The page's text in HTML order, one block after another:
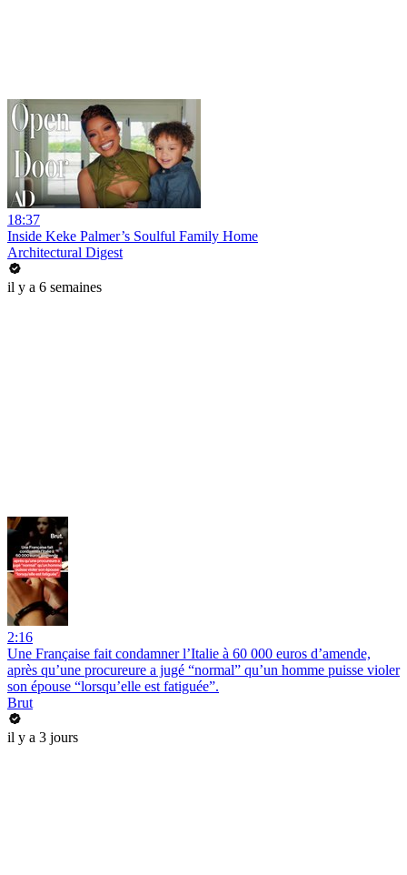
18:37
Inside Keke Palmer’s Soulful Family Home
Architectural Digest
il y a 6 semaines
2:16
Une Française fait condamner l’Italie à 60 000 euros d’amende,
après qu’une procureure a jugé “normal” qu’un homme puisse violer
son épouse “lorsqu’elle est fatiguée”.
Brut
il y a 3 jours